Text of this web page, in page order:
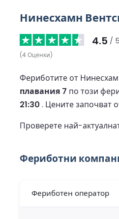
Нинесхамн
4.5 / 5
(4 Оценки)
Фериботите от
плавания 7 по този
21:30 . Цените започват
Проверете най-
Фериботни
Фериботен оператор